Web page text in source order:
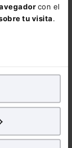
con el
tu visita.
en
publicitarios,
de tu